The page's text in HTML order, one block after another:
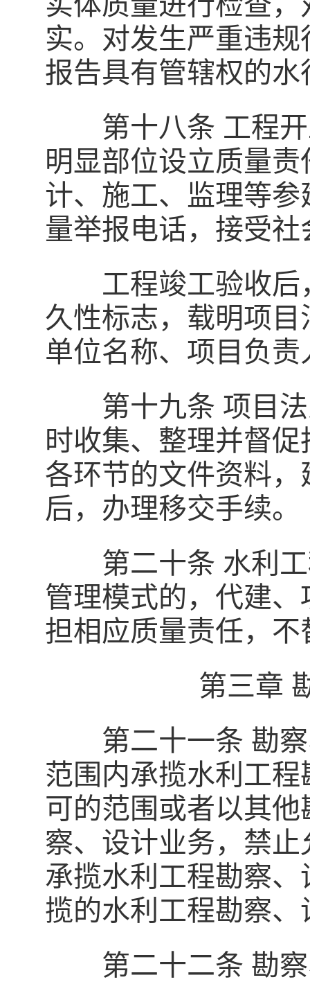
实。对发生严重违
报告具有管辖权的
第十八条 工程开
明显部位设立质量
计、施工、监理等
量举报电话，接受社
工程竣工验收后
久性标志，载明项
单位名称、项目负责
第十九条 项目法
时收集、整理并督
各环节的文件资料
后，办理移交手续。
第二十条 水利工
管理模式的，代建
担相应质量责任，
第三章
第二十一条 勘察
范围内承揽水利工
可的范围或者以其
察、设计业务，禁
承揽水利工程勘察
揽的水利工程勘察、
第二十二条 勘察